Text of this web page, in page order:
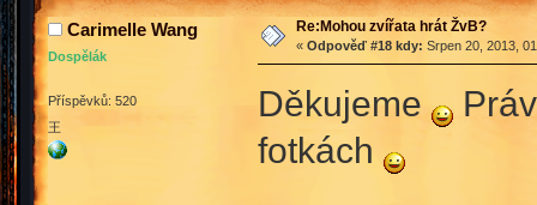
Carimelle Wang
Dospělák
Příspěvků: 520
王
Re:Mohou zvířata hrát ŽvB?
« Odpověď #18 kdy: Srpen 20, 2013,
Děkujeme
fotkách